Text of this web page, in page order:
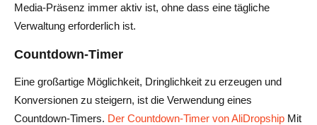
Media-Präsenz immer aktiv ist, ohne dass eine tägliche
Verwaltung erforderlich ist.
Countdown-Timer
Eine großartige Möglichkeit, Dringlichkeit zu erzeugen und
Konversionen zu steigern, ist die Verwendung eines
Countdown-Timers. Der Countdown-Timer von AliDropship Mit